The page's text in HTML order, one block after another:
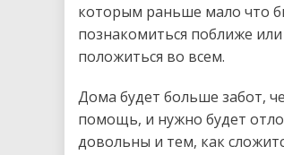
которым раньше мало что
познакомиться поближе
положиться во всем.
Дома будет больше забот,
помощь, и нужно будет
довольны и тем, как